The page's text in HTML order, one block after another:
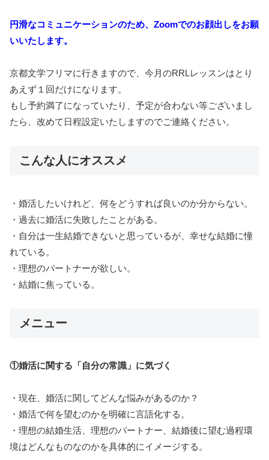
円滑なコミュニケーションのため、Zoomでのお顔出しをお願
いいたします。
京都文学フリマに行きますので、今月のRRLレッスンはとり
あえず１回だけになります。
もし予約満了になっていたり、予定が合わない等ございまし
たら、改めて日程設定いたしますのでご連絡ください。
こんな人にオススメ
・婚活したいけれど、何をどうすれば良いのか分からない。
・過去に婚活に失敗したことがある。
・自分は一生結婚できないと思っているが、幸せな結婚に憧
れている。
・理想のパートナーが欲しい。
・結婚に焦っている。
メニュー
①婚活に関する「自分の常識」に気づく
・現在、婚活に関してどんな悩みがあるのか？
・婚活で何を望むのかを明確に言語化する。
・理想の結婚生活、理想のパートナー、結婚後に望む過程環
境はどんなものなのかを具体的にイメージする。